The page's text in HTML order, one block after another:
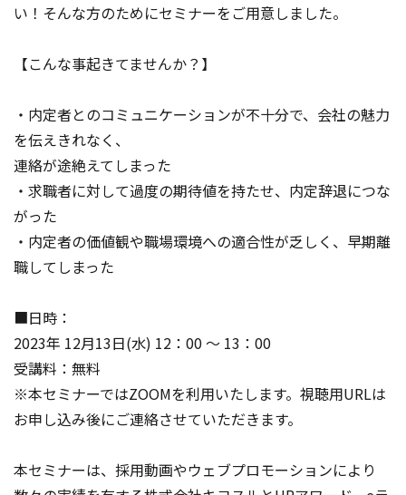
い！そんな方のためにセミナーをご用意しました。
【こんな事起きてませんか？】
・内定者とのコミュニケーションが不十分で、会社の魅力
を伝えきれなく、
連絡が途絶えてしまった
・求職者に対して過度の期待値を持たせ、内定辞退につな
がった
・内定者の価値観や職場環境への適合性が乏しく、早期離
職してしまった
■日時：
2023年 12月13日(水) 12：00 ～ 13：00
受講料：無料
※本セミナーではZOOMを利用いたします。視聴用URLは
お申し込み後にご連絡させていただきます。
本セミナーは、採用動画やウェブプロモーションにより